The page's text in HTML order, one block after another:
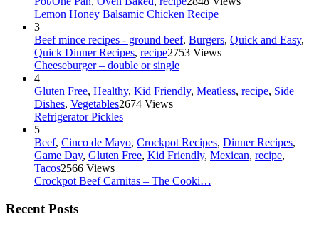
Lemon Honey Balsamic Chicken Recipe
3
Beef mince recipes - ground beef, Burgers, Quick and Easy,
Quick Dinner Recipes, recipe2753 Views
Cheeseburger – double or single
4
Gluten Free, Healthy, Kid Friendly, Meatless, recipe, Side
Dishes, Vegetables2674 Views
Refrigerator Pickles
5
Beef, Cinco de Mayo, Crockpot Recipes, Dinner Recipes,
Game Day, Gluten Free, Kid Friendly, Mexican, recipe,
Tacos2566 Views
Crockpot Beef Carnitas – The Cooki…
Recent Posts